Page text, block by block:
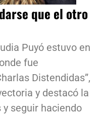
que el otro
Puyó estuvo en
fue
Distendidas”,
y destacó la
seguir haciendo